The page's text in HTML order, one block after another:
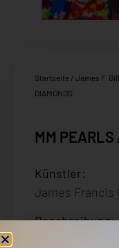
Startseite / James F.
DIAMONDS
MM
Künstler:
James Francis
Beschreibung:
Serigrafie auf